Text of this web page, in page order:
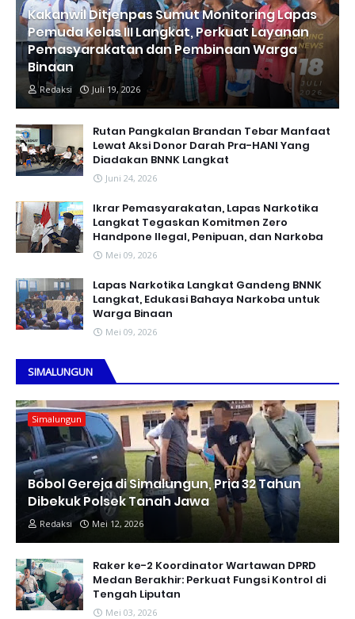
Kakanwil Ditjenpas Sumut Monitoring Lapas
Pemuda Kelas III Langkat, Perkuat Layanan
Pemasyarakatan dan Pembinaan Warga
Binaan
Redaksi Juli 19, 2026
Rutan Pangkalan Brandan Tebar Manfaat
Lewat Aksi Donor Darah Pra-HANI Yang
Diadakan BNNK Langkat
Juni 24, 2026
Ikrar Pemasyarakatan, Lapas Narkotika
Langkat Tegaskan Komitmen Zero
Handpone llegal, Penipuan, dan Narkoba
Mei 09, 2026
Lapas Narkotika Langkat Gandeng BNNK
Langkat, Edukasi Bahaya Narkoba untuk
Warga Binaan
Mei 09, 2026
SIMALUNGUN
Simalungun
Bobol Gereja di Simalungun, Pria 32 Tahun
Dibekuk Polsek Tanah Jawa
Redaksi Mei 12, 2026
Raker ke-2 Koordinator Wartawan DPRD
Medan Berakhir: Perkuat Fungsi Kontrol di
Tengah Liputan
Mei 03, 2026